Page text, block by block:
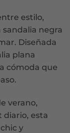
estilo,
negra
Diseñada
plana
cómoda que
verano,
diario, esta
y